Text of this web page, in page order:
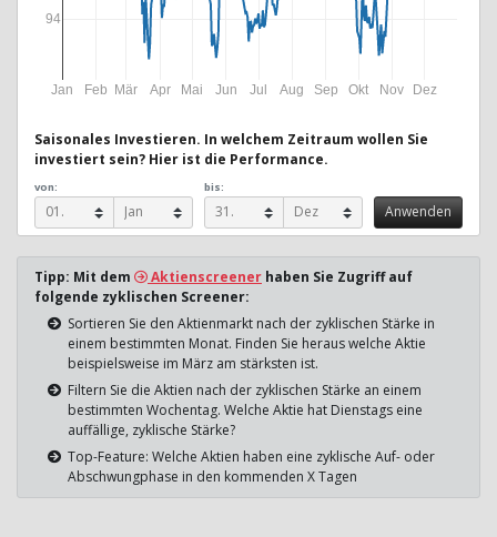
Jan Feb Mär Apr Mai Jun Jul Aug Sep Okt Nov Dez
94
Saisonales Investieren. In welchem Zeitraum wollen Sie
investiert sein? Hier ist die Performance.
von: bis:
Tipp: Mit dem Aktienscreener haben Sie Zugriff auf
folgende zyklischen Screener:
Sortieren Sie den Aktienmarkt nach der zyklischen Stärke in
einem bestimmten Monat. Finden Sie heraus welche Aktie
beispielsweise im März am stärksten ist.
Filtern Sie die Aktien nach der zyklischen Stärke an einem
bestimmten Wochentag. Welche Aktie hat Dienstags eine
auffällige, zyklische Stärke?
Top-Feature: Welche Aktien haben eine zyklische Auf- oder
Abschwungphase in den kommenden X Tagen